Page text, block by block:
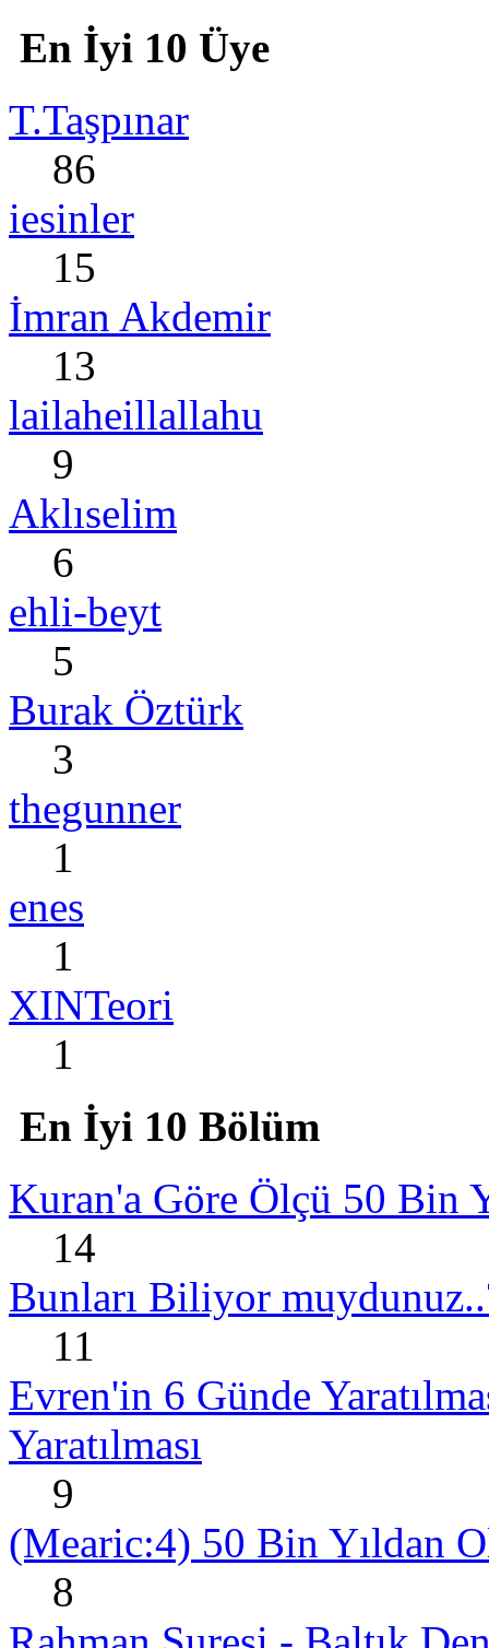
En İyi 10 Üye
T.Taşpınar
86
iesinler
15
İmran Akdemir
13
lailaheillallahu
9
Aklıselim
6
ehli-beyt
5
Burak Öztürk
3
thegunner
1
enes
1
XINTeori
1
En İyi 10 Bölüm
Kuran'a Göre Ölçü 50 Bin
14
Bunları Biliyor
11
Evren'in 6 Günde
Yaratılması
9
(Mearic:4) 50 Bin Yıldan
8